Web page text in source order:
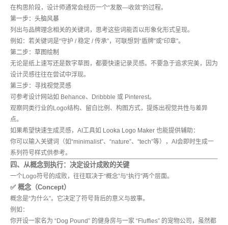
在构思阶段，设计师通常会经历一个“发散—收敛”的过程。
第一步：头脑风暴
列出与品牌理念相关的关键词，思考这些词能否以形象化形式呈现。
例如：若关键词是“守护 / 稳定 / 传承”，可联想到“盾牌”或“印章”。
第二步：草图绘制
无论是纸上速写还是数字草图，都要快速记录灵感。不要急于追求完美，因为
设计灵感往往在尝试中浮现。
第三步：寻找视觉灵感
可参考设计网站如 Behance、Dribbble 或 Pinterest。
观察同类行业的Logo结构、留白比例、构图方式，提炼出视觉共性与差异
点。
如果希望快速生成灵感，AI工具如 Looka Logo Maker 也能提供辅助：
你可以输入关键词（如“minimalist”、“nature”、“tech”等），AI会即时生成一
系列符号样式供参考。
四、从概念到执行：决定设计成败的关键
一个Logo符号的成败，往往取决于“概念”与“执行”两个层面。
✅ 概念（Concept）
概念是“为什么”。它决定了符号背后的意义与故事。
例如：
你开设一家名为 “Dog Pound” 的健身房与一家 “Fluffies” 的宠物公司，虽然都